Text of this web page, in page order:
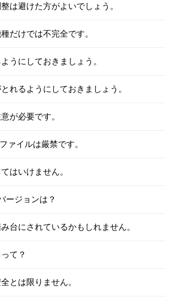
は避けた方がよいでしょう。
だけでは不完全です。
うにしておきましょう。
れるようにしておきましょう。
が必要です。
ァイルは厳禁です。
はいけません。
ージョンは？
台にされているかもしれません。
て？
とは限りません。